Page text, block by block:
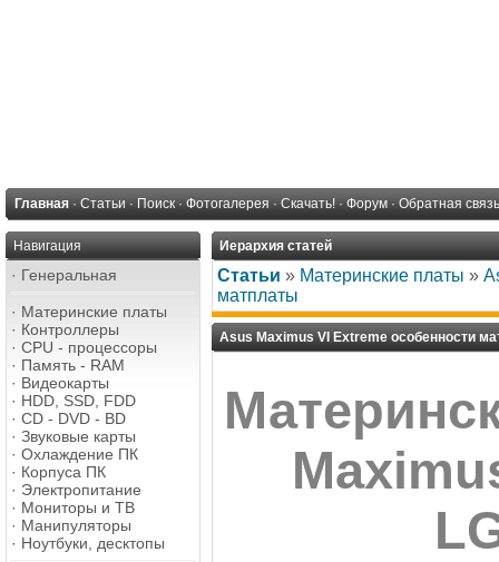
Главная · Статьи · Поиск · Фотогалерея · Скачать! · Форум · Обратная связь
Навигация
· Генеральная
· Материнские платы
· Контроллеры
· CPU - процессоры
· Память - RAM
· Видеокарты
· HDD, SSD, FDD
· CD - DVD - BD
· Звуковые карты
· Охлаждение ПК
· Корпуса ПК
· Электропитание
· Мониторы и ТВ
· Манипуляторы
· Ноутбуки, десктопы
Иерархия статей
Статьи » Материнские платы »
матплаты
Asus Maximus VI Extreme особенности